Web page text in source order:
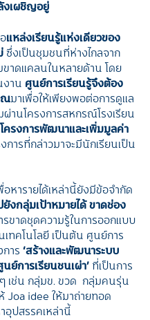
งเผชิญอยู่
แหล่งเรียนรู้แห่งเดียวของ
ซึ่งเป็นชุมชนที่ห่างไกลจาก
าดแคลนในหลายด้าน โดย
งาน ศูนย์การเรียนรู้จึงต้อง
ณมาเพื่อให้เพียงพอต่อการดูแล
านโครงการสหกรณ์โรงเรียน
โครงการพัฒนาและเพิ่มมูลค่า
การที่กล่าวมาจะมีนักเรียนเป็น
หารายได้เหล่านี้ยังมีข้อจำกัด
งกลุ่มเป้าหมายได้ขาดช่อง
รขาดชุดความรู้ในการออกแบบ
ทคโนโลยี เป็นต้น ศูนย์การ
การ ‘สร้างและพัฒนาระบบ
ย์การเรียนชนเผ่า’ ที่เป็นการ
เช่น กลุ่มข. ขวด กลุ่มคนรุ่น
Joa idee ให้มาถ่ายทอด
ปสรรคเหล่านี้